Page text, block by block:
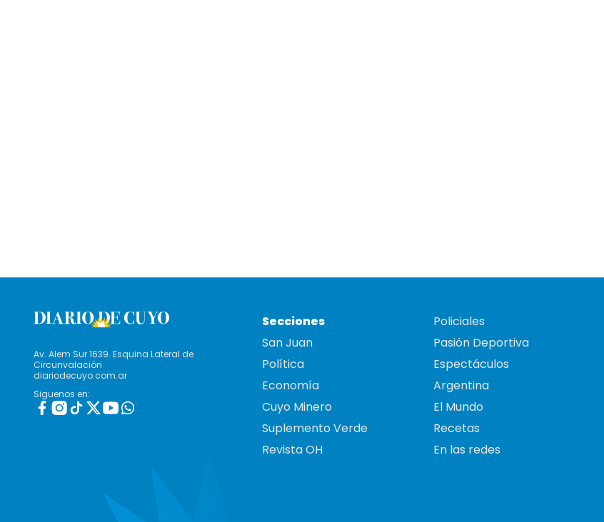
Av. Alem Sur 1639. Esquina Lateral de
Circunvalación
diariodecuyo.com.ar
Siguenos en:
Secciones
San Juan
Política
Economía
Cuyo Minero
Suplemento Verde
Revista OH
Policiales
Pasión Deportiva
Espectáculos
Argentina
El Mundo
Recetas
En las redes